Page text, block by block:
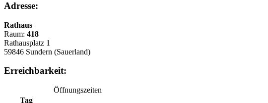
Adresse:
Rathaus
Raum: 418
Rathausplatz 1
59846 Sundern (Sauerland)
Erreichbarkeit:
Öffnungszeiten
Tag